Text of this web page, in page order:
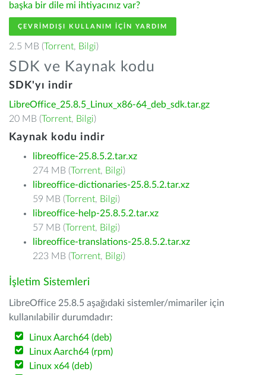
başka bir dile mi ihtiyacınız var?
ÇEVRIMDIŞI KULLANIM IÇIN YARDIM
2.5 MB (Torrent, Bilgi)
SDK ve Kaynak kodu
SDK'yı indir
LibreOffice_25.8.5_Linux_x86-64_deb_sdk.tar.gz
20 MB (Torrent, Bilgi)
Kaynak kodu indir
libreoffice-25.8.5.2.tar.xz
274 MB (Torrent, Bilgi)
libreoffice-dictionaries-25.8.5.2.tar.xz
59 MB (Torrent, Bilgi)
libreoffice-help-25.8.5.2.tar.xz
57 MB (Torrent, Bilgi)
libreoffice-translations-25.8.5.2.tar.xz
223 MB (Torrent, Bilgi)
İşletim Sistemleri
LibreOffice 25.8.5 aşağıdaki sistemler/mimariler için
kullanılabilir durumdadır:
Linux Aarch64 (deb)
Linux Aarch64 (rpm)
Linux x64 (deb)